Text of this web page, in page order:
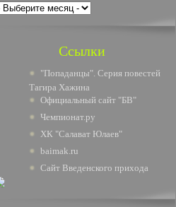
Ссылки
"Попаданцы". Серия повестей
Тагира Хажина
Официальный сайт "БВ"
Чемпионат.ру
ХК "Салават Юлаев"
baimak.ru
Сайт Введенского прихода